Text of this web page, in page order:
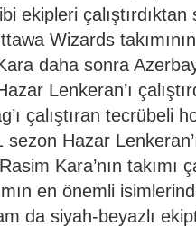
ekipleri çalıştırdıktan
Wizards
daha sonra
Lenkeran’ı
çalıştıran tecrübeli
Hazar
Kara’nın takımı
en önemli
da siyah-beyazlı